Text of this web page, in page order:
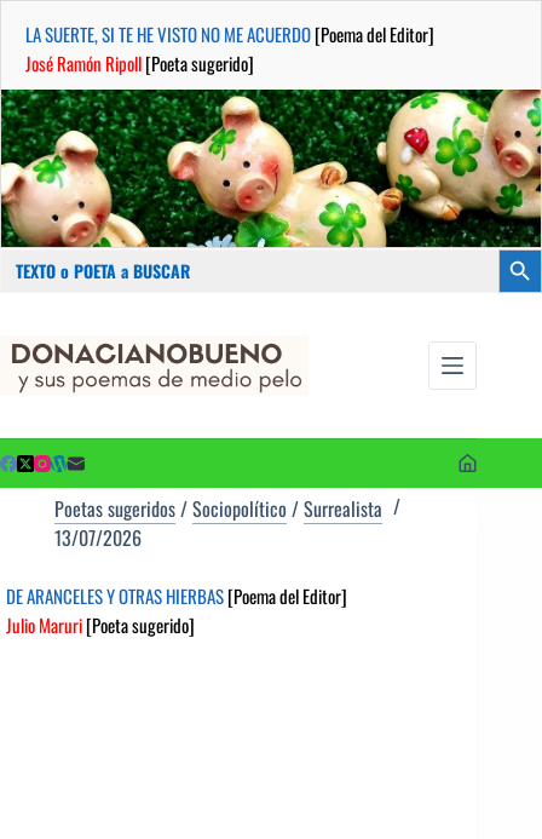
LA SUERTE, SI TE HE VISTO NO ME ACUERDO[Poema del Editor]
José Ramón Ripoll[Poeta sugerido]
Buscar:
contenido
Poetas sugeridos/Sociopolítico /Surrealista
13/07/2026
DE ARANCELES Y OTRAS HIERBAS[Poema del Editor]
Julio Maruri[Poeta sugerido]